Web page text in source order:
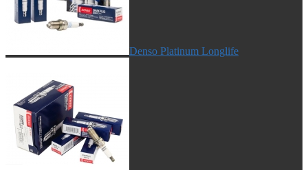
Denso Platinum Longlife